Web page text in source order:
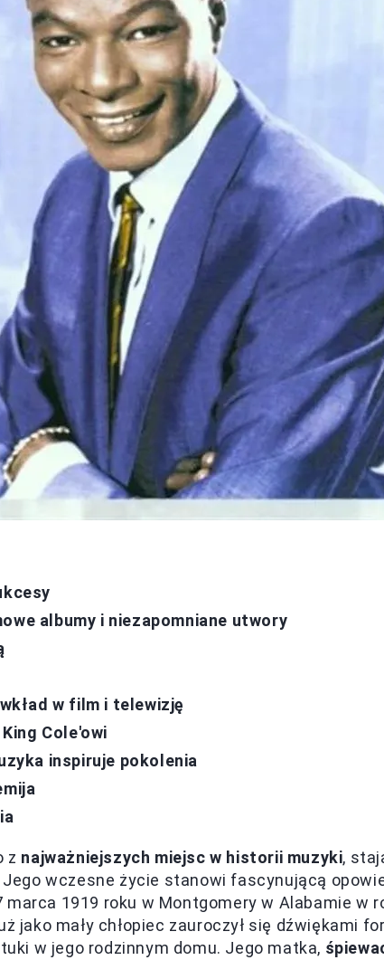
albumy i niezapomniane utwory
w film i telewizję
Cole'owi
inspiruje pokolenia
z najważniejszych miejsc w historii muzyki,
wczesne życie stanowi fascynującą
marca 1919 roku w Montgomery w Alabamie w
jako mały chłopiec zauroczył się dźwiękami
w jego rodzinnym domu. Jego matka,